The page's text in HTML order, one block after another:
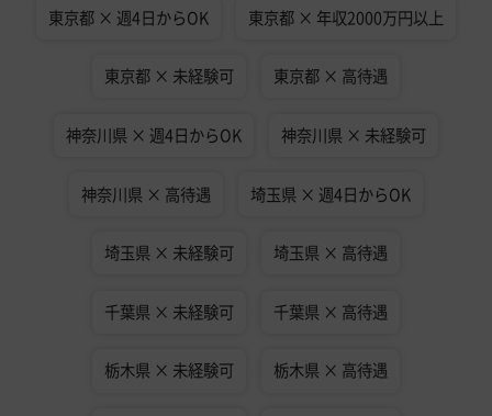
東京都 × 週4日からOK 東京都 × 年収2000万円以上
東京都 × 未経験可 東京都 × 高待遇
神奈川県 × 週4日からOK 神奈川県 × 未経験可
神奈川県 × 高待遇 埼玉県 × 週4日からOK
埼玉県 × 未経験可 埼玉県 × 高待遇
千葉県 × 未経験可 千葉県 × 高待遇
栃木県 × 未経験可 栃木県 × 高待遇